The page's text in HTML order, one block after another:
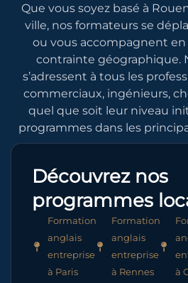
Que vous soyez basé à
ville, nos formateurs se
ou vous accompagnent
contrainte géographique.
s’adressent à tous les
commerciaux, ingénieurs,
quel que soit leur niveau
programmes dans les
Découvrez nos
programmes
Formation
anglais
entreprise
à Paris
Formation
anglais
entreprise
à Rennes
à